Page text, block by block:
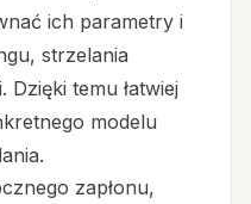
ich parametry i
strzelania
temu łatwiej
modelu
zapłonu,